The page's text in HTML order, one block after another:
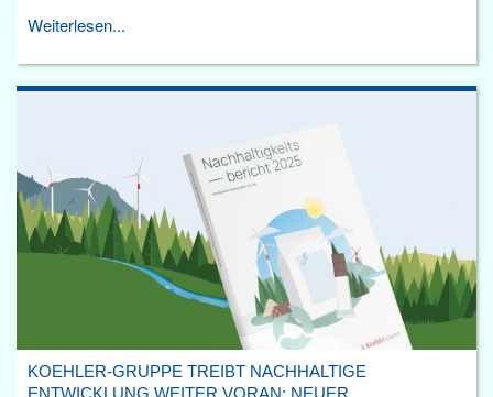
Weiterlesen...
KOEHLER-GRUPPE TREIBT NACHHALTIGE